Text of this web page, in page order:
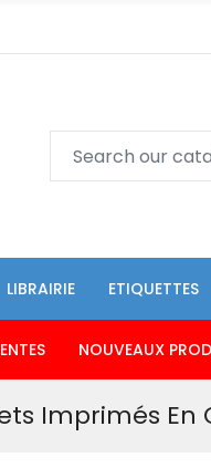
LIBRAIRIE ETIQUETTES
NOUVEAUX
Imprimés En